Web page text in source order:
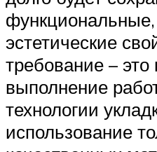
функциональные,
эстетические
требование – это
выполнение
технологии
использование